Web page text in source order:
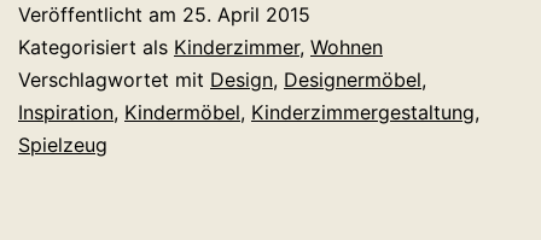
Veröffentlicht am 25. April 2015
Kategorisiert als Kinderzimmer, Wohnen
Verschlagwortet mit Design, Designermöbel,
Inspiration, Kindermöbel, Kinderzimmergestaltung,
Spielzeug